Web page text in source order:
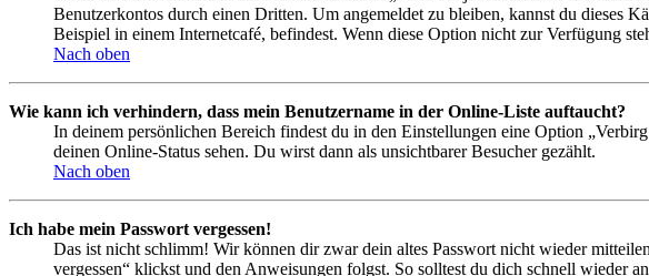
Benutzerkontos durch einen Dritten. Um angemeldet zu bleiben, kannst du dieses
Beispiel in einem Internetcafé, befindest. Wenn diese Option nicht zur Verfügung
Nach oben
Wie kann ich verhindern, dass mein Benutzername in der Online-Liste auftaucht?
In deinem persönlichen Bereich findest du in den Einstellungen eine Option
deinen Online-Status sehen. Du wirst dann als unsichtbarer Besucher gezählt.
Nach oben
Ich habe mein Passwort vergessen!
Das ist nicht schlimm! Wir können dir zwar dein altes Passwort nicht wieder
vergessen“ klickst und den Anweisungen folgst. So solltest du dich schnell wieder